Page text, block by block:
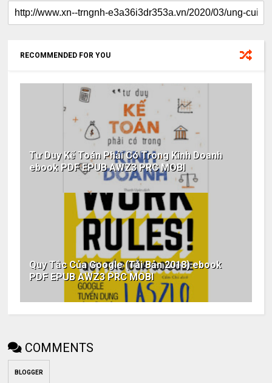
RECOMMENDED FOR YOU
Tư Duy Kế Toán Phải Có Trong Kinh Doanh
ebook PDF EPUB AWZ3 PRC MOBI
Quy Tắc Của Google (Tái Bản 2018) ebook
PDF EPUB AWZ3 PRC MOBI
COMMENTS
BLOGGER